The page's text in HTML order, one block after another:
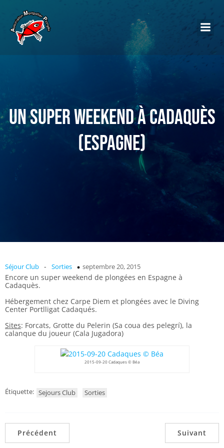
Un super weekend à Cadaquès
(Espagne)
Séjour Club - Sorties septembre 20, 2015
Encore un super weekend de plongées en Espagne à
Cadaquès.
Hébergement chez Carpe Diem et plongées avec le Diving
Center Portlligat Cadaqués.
Sites: Forcats, Grotte du Pelerin (Sa coua des pelegrí), la
calanque du joueur (Cala Jugadora)
2015-09-20 Cadaques © Béa
Étiquette: Sejours Club Sorties
Précédent Suivant